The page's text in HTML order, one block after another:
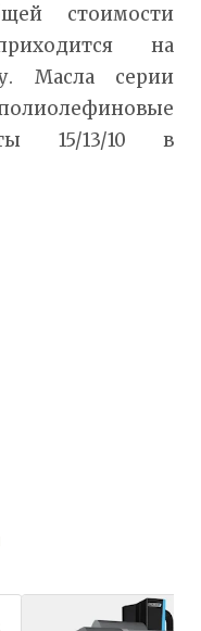
стоимости
на
Масла серии
15/13/10 в